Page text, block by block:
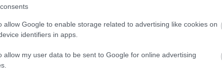
allow Google to enable storage related to advertising like cookies on
identifiers in apps.
allow my user data to be sent to Google for online advertising
kívánom, hogy szeretet, boldogság és vidámság
a mai napod!